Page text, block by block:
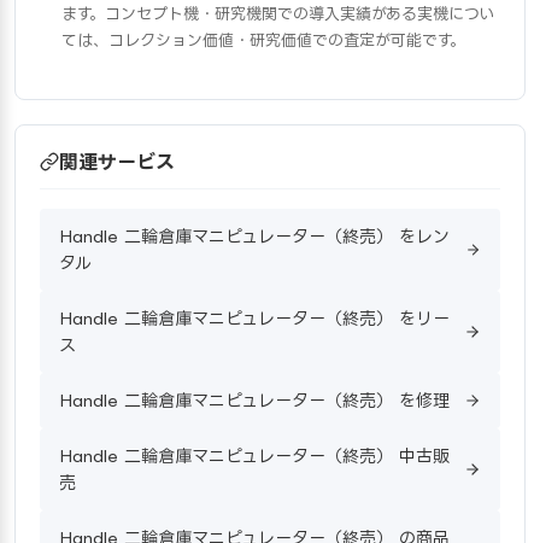
ます。コンセプト機・研究機関での導入実績がある実機につい
ては、コレクション価値・研究価値での査定が可能です。
関連サービス
Handle 二輪倉庫マニピュレーター（終売） をレン
タル
Handle 二輪倉庫マニピュレーター（終売） をリー
ス
Handle 二輪倉庫マニピュレーター（終売） を修理
Handle 二輪倉庫マニピュレーター（終売） 中古販
売
Handle 二輪倉庫マニピュレーター（終売） の商品